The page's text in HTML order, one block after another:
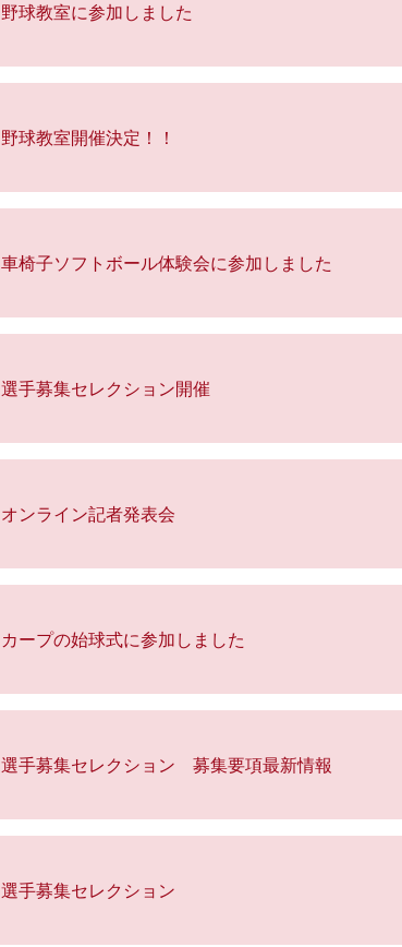
野球教室に参加しました
野球教室開催決定！！
車椅子ソフトボール体験会に参加しました
選手募集セレクション開催
オンライン記者発表会
カープの始球式に参加しました
選手募集セレクション 募集要項最新情報
選手募集セレクション